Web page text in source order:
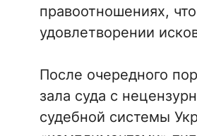
правоотношениях,
удовлетворении
После очередного
зала суда с
судебной системы